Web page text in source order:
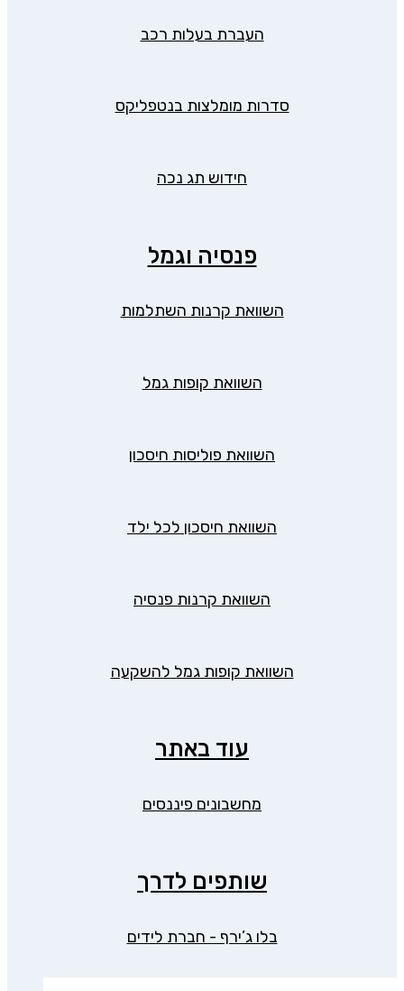
העברת בעלות רכב
סדרות מומלצות בנטפליקס
חידוש תג נכה
פנסיה וגמל
השוואת קרנות השתלמות
השוואת קופות גמל
השוואת פוליסות חיסכון
השוואת חיסכון לכל ילד
השוואת קרנות פנסיה
השוואת קופות גמל להשקעה
עוד באתר
מחשבונים פיננסים
שותפים לדרך
בלו ג’ירף - חברת לידים